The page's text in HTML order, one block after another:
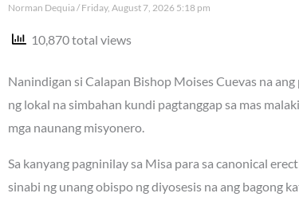
Norman Dequia Friday, August 7, 2026 5:18 pm
10,870 total views
Nanindigan si Calapan Bishop Moises Cuevas na
ng lokal na simbahan kundi pagtanggap sa mas
mga naunang misyonero.
Sa kanyang pagninilay sa Misa para sa canonical
sinabi ng unang obispo ng diyosesis na ang bagong